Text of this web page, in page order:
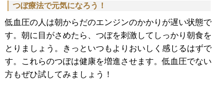
つぼ療法で元気になろう！
低血圧の人は朝からだのエンジンのかかりが遅い状態で
す。朝に目がさめたら、つぼを刺激してしっかり朝食を
とりましょう。きっといつもよりおいしく感じるはずで
す。これらのつぼは健康を増進させます。低血圧でない
方もぜひ試してみましょう！